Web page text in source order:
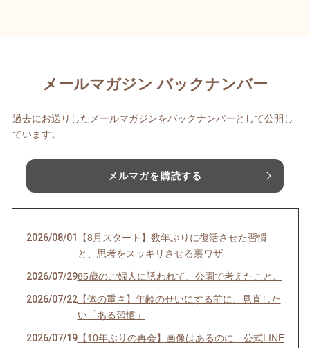
メールマガジン バックナンバー
過去にお送りしたメールマガジンをバックナンバーとして公開し
ています。
メルマガを購読する
2026/08/01
【8月スタート】数年ぶりに復活させた習慣
と、思考をスッキリさせる裏ワザ
2026/07/2985歳のご婦人に誘われて、公園で考えたこと。
2026/07/22【体の重さ】年齢のせいにする前に、見直した
い「ある習慣」
2026/07/19【10年ぶりの再会】画像はあるのに…公式LINE